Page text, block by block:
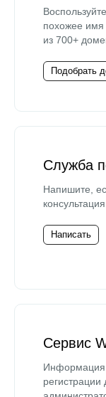
похожее имя
из 700+
Подобрать
Служба
Напишите,
Написать
Сервис
Информация
регистрации